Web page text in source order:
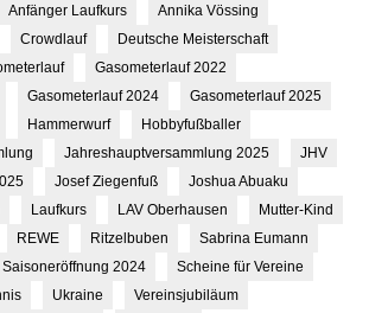
Anfänger Laufkurs
Annika Vössing
Crowdlauf
Deutsche Meisterschaft
Gasometerlauf 2022
Gasometerlauf 2024
Gasometerlauf 2025
Hammerwurf
Hobbyfußballer
Jahreshauptversammlung 2025
JHV
Josef Ziegenfuß
Joshua Abuaku
Laufkurs LAV Oberhausen
Mutter-Kind
REWE Ritzelbuben
Sabrina Eumann
Saisoneröffnung 2024
Scheine für Vereine
Ukraine
Vereinsjubiläum